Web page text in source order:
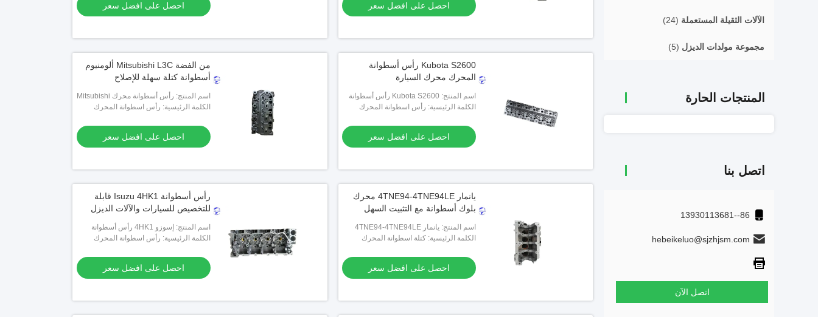
الآلات الثقيلة المستعملة (24)
مجموعة مولدات الديزل (5)
المنتجات الحارة
اتصل بنا
86--13930113681
hebeikeluo@sjzhjsm.com
اتصل الآن
احصل على افضل سعر احصل على افضل سعر
Kubota S2600 رأس أسطوانة
المحرك محرك السيارة
اسم المنتج: Kubota S2600 رأس أسطوانة
المحرك
الكلمة الرئيسية: رأس اسطوانة المحرك
احصل على افضل سعر
من الفضة Mitsubishi L3C ألومنيوم
أسطوانة كتلة سهلة للإصلاح
اسم المنتج: رأس أسطوانة محرك Mitsubishi
L3C
الكلمة الرئيسية: رأس اسطوانة المحرك
احصل على افضل سعر
يانمار 4TNE94-4TNE94LE محرك
بلوك أسطوانة مع التثبيت السهل
اسم المنتج: يانمار 4TNE94-4TNE94LE
كتلة اسطوانة المحرك
الكلمة الرئيسية: كتلة اسطوانة المحرك
احصل على افضل سعر
رأس أسطوانة Isuzu 4HK1 قابلة
للتخصيص للسيارات والآلات الديزل
اسم المنتج: إسوزو 4HK1 رأس أسطوانة
المحرك
الكلمة الرئيسية: رأس اسطوانة المحرك
احصل على افضل سعر